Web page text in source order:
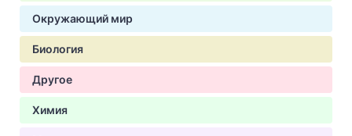
Окружающий мир
Биология
Другое
Химия